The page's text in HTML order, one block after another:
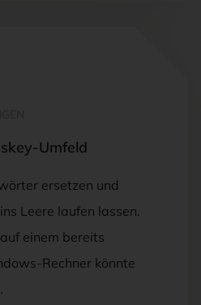
Umfeld
ersetzen und
Leere laufen lassen.
einem bereits
Rechner könnte